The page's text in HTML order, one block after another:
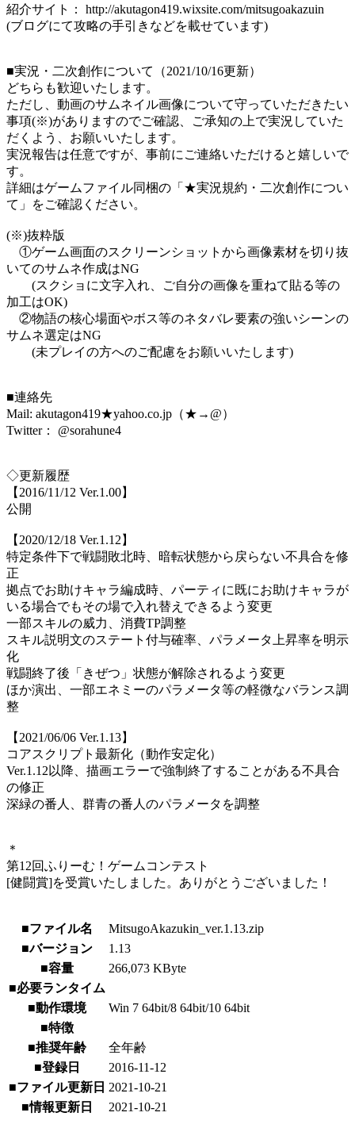
紹介サイト： http://akutagon419.wixsite.com/mitsugoakazuin
(ブログにて攻略の手引きなどを載せています)
■実況・二次創作について（2021/10/16更新）
どちらも歓迎いたします。
ただし、動画のサムネイル画像について守っていただきたい
事項(※)がありますのでご確認、ご承知の上で実況していた
だくよう、お願いいたします。
実況報告は任意ですが、事前にご連絡いただけると嬉しいで
す。
詳細はゲームファイル同梱の「★実況規約・二次創作につい
て」をご確認ください。
(※)抜粋版
①ゲーム画面のスクリーンショットから画像素材を切り抜
いてのサムネ作成はNG
(スクショに文字入れ、ご自分の画像を重ねて貼る等の
加工はOK)
②物語の核心場面やボス等のネタバレ要素の強いシーンの
サムネ選定はNG
(未プレイの方へのご配慮をお願いいたします)
■連絡先
Mail: akutagon419★yahoo.co.jp（★→@）
Twitter： @sorahune4
◇更新履歴
【2016/11/12 Ver.1.00】
公開
【2020/12/18 Ver.1.12】
特定条件下で戦闘敗北時、暗転状態から戻らない不具合を修
正
拠点でお助けキャラ編成時、パーティに既にお助けキャラが
いる場合でもその場で入れ替えできるよう変更
一部スキルの威力、消費TP調整
スキル説明文のステート付与確率、パラメータ上昇率を明示
化
戦闘終了後「きぜつ」状態が解除されるよう変更
ほか演出、一部エネミーのパラメータ等の軽微なバランス調
整
【2021/06/06 Ver.1.13】
コアスクリプト最新化（動作安定化）
Ver.1.12以降、描画エラーで強制終了することがある不具合
の修正
深緑の番人、群青の番人のパラメータを調整
＊
第12回ふりーむ！ゲームコンテスト
[健闘賞]を受賞いたしました。ありがとうございました！
■ファイル名
MitsugoAkazukin_ver.1.13.zip
■バージョン
1.13
■容量
266,073 KByte
■必要ランタイム
■動作環境
Win 7 64bit/8 64bit/10 64bit
■特徴
■推奨年齢
全年齢
■登録日
2016-11-12
■ファイル更新日 2021-10-21
■情報更新日
2021-10-21